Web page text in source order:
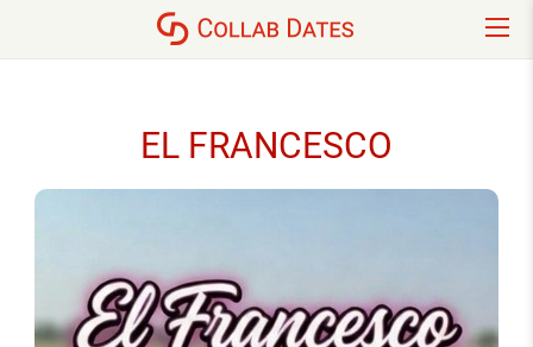
EL FRANCESCO